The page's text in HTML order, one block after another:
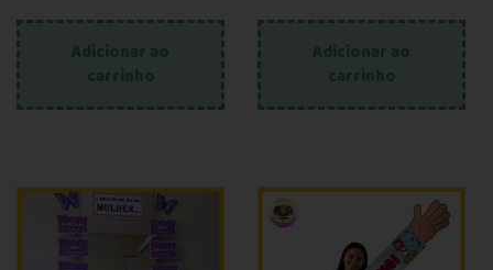
Adicionar ao
carrinho
Adicionar ao
carrinho